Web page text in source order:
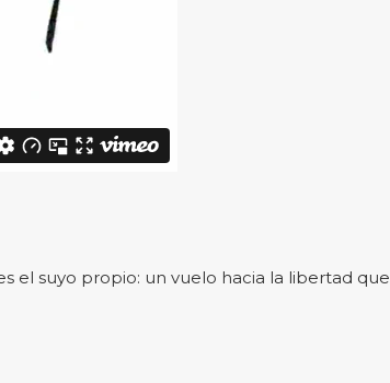
el suyo propio: un vuelo hacia la libertad que